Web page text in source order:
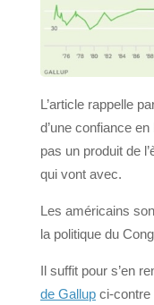
L’article rappelle
d’une confiance
pas un produit de
qui vont avec.
Les américains
la politique du
Il suffit pour s’en
de Gallup ci-contre